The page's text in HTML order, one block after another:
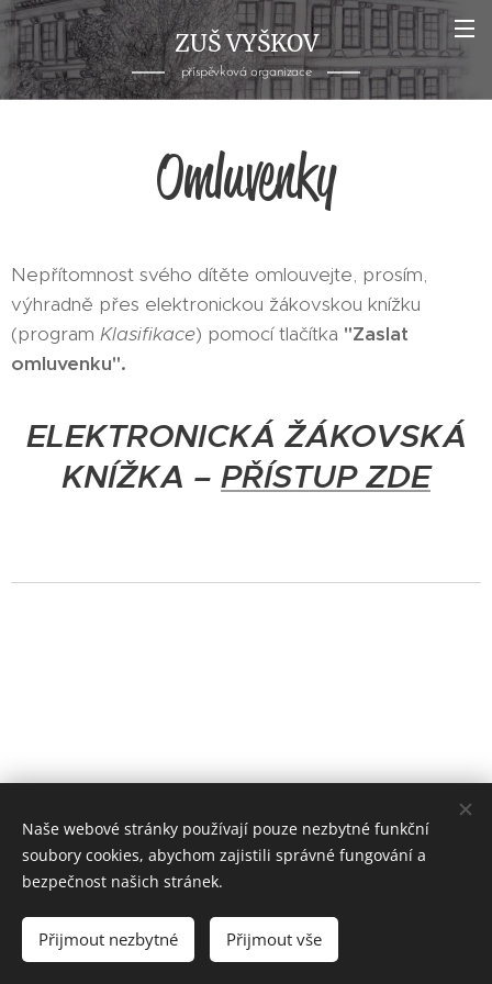
ZUŠ VYŠKOV
příspěvková organizace
Omluvenky
Nepřítomnost svého dítěte omlouvejte, prosím,
výhradně přes elektronickou žákovskou knížku
(program Klasifikace) pomocí tlačítka "Zaslat
omluvenku".
ELEKTRONICKÁ ŽÁKOVSKÁ
KNÍŽKA – PŘÍSTUP ZDE
ZUŠ VYŠKOV
Základní umělecká škola Vyškov,
příspěvková organizace
Naše webové stránky používají pouze nezbytné funkční
soubory cookies, abychom zajistili správné fungování a
bezpečnost našich stránek.
Přijmout nezbytné Přijmout vše